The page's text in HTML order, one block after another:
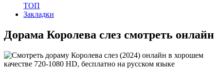
ТОП
Закладки
Дорама Королева слез смотреть онлайн